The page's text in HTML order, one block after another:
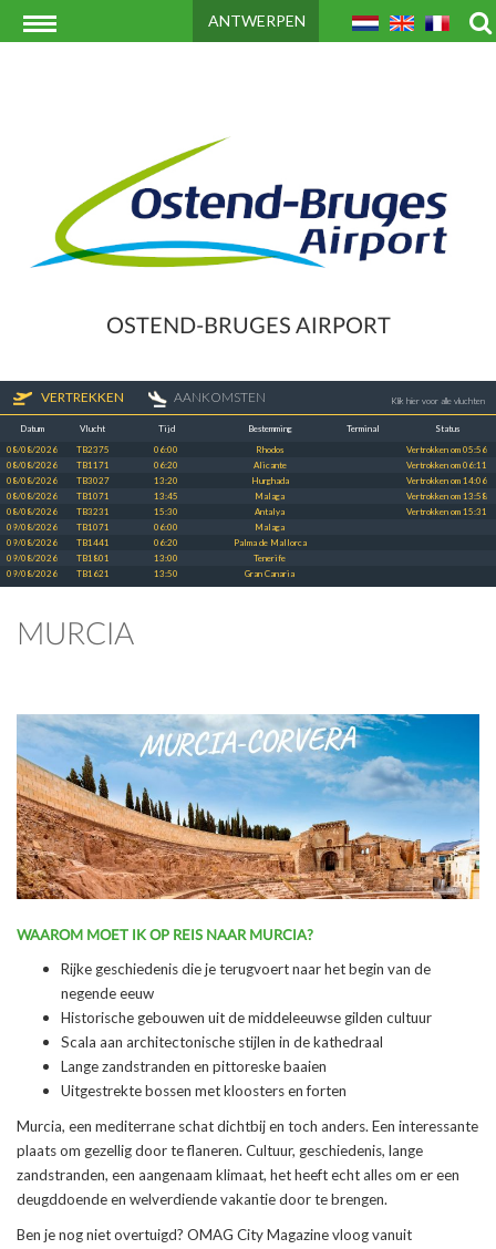
ANTWERPEN
OSTEND-BRUGES AIRPORT
VERTREKKEN AANKOMSTEN Klik hier voor alle vluchten
Datum Vlucht Tijd Bestemming Terminal
Status
08/08/2026
TB2375 06:00 Rhodos
Vertrokken om 05:56
08/08/2026
TB1171 06:20 Alicante
Vertrokken om 06:11
08/08/2026
TB3027 13:20 Hurghada
Vertrokken om 14:06
08/08/2026
TB1071 13:45 Malaga
Vertrokken om 13:58
08/08/2026
TB3231 15:30 Antalya
Vertrokken om 15:31
09/08/2026
TB1071 06:00
Malaga
09/08/2026
TB1441 06:20
Palma de Mallorca
09/08/2026
TB1801 13:00
Tenerife
09/08/2026
TB1621 13:50 Gran Canaria
MURCIA
WAAROM MOET IK OP REIS NAAR MURCIA?
Rijke geschiedenis die je terugvoert naar het begin van de
negende eeuw
Historische gebouwen uit de middeleeuwse gilden cultuur
Scala aan architectonische stijlen in de kathedraal
Lange zandstranden en pittoreske baaien
Uitgestrekte bossen met kloosters en forten
Murcia, een mediterrane schat dichtbij en toch anders. Een interessante
plaats om gezellig door te flaneren. Cultuur, geschiedenis, lange
zandstranden, een aangenaam klimaat, het heeft echt alles om er een
deugddoende en welverdiende vakantie door te brengen.
Ben je nog niet overtuigd? OMAG City Magazine vloog vanuit